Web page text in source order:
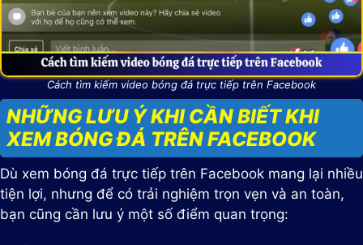
Cách tìm kiếm video bóng đá trực tiếp trên Facebook
NHỮNG LƯU Ý KHI CẦN BIẾT KHI
XEM BÓNG ĐÁ TRÊN FACEBOOK
Dù xem bóng đá trực tiếp trên Facebook mang lại nhiều
tiện lợi, nhưng để có trải nghiệm trọn vẹn và an toàn,
bạn cũng cần lưu ý một số điểm quan trọng: